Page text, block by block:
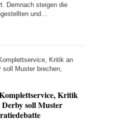
Demnach steigen die
und…
Kritik
soll Muster